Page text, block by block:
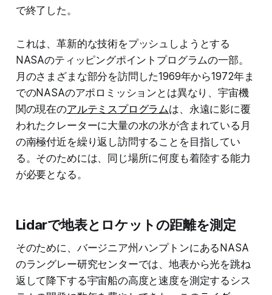
で終了した。
これは、革新的な技術をプッシュしようとする
NASAのティッピングポイントプログラムの一部。
月のさまざまな部分を訪問した1969年から1972年ま
でのNASAのアポロミッションとは異なり、宇宙機
関の現在のアルテミスプログラムは、永遠に影に覆
われたクレーターに大量の水の氷が含まれている月
の南極付近を繰り返し訪問することを目指してい
る。そのためには、同じ場所に何度も着陸する能力
が必要となる。
Lidarで地表とロケットの距離を測定
そのために、バージニア州ハンプトンにあるNASA
のラングレー研究センターでは、地表から光を跳ね
返して降下する宇宙船の高度と速度を測定するシス